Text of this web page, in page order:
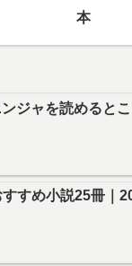
本
ジャを読めると
すめ小説25冊｜